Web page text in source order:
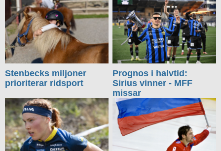
Stenbecks miljoner
prioriterar ridsport
Prognos i halvtid:
Sirius vinner - MFF
missar